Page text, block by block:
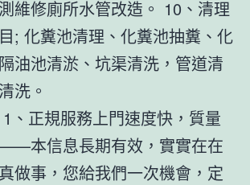
維修廁所水管改造。 10、清理
; 化糞池清理、化糞池抽糞、化
油池清淤、坑渠清洗，管道清
洗。
1、正規服務上門速度快，質量
本信息長期有效，實實在在
做事，您給我們一次機會，定